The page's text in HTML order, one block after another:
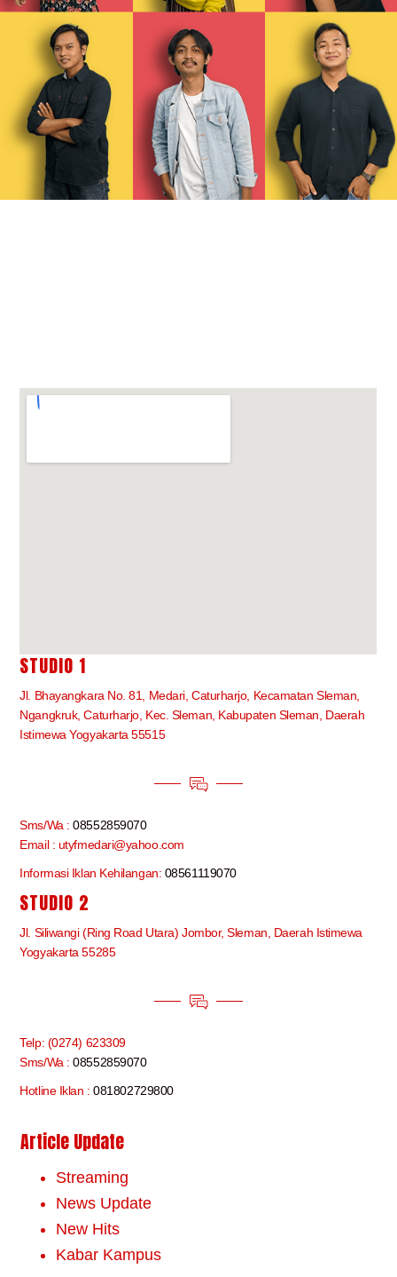
STUDIO 1
Jl. Bhayangkara No. 81, Medari, Caturharjo, Kecamatan Sleman,
Ngangkruk, Caturharjo, Kec. Sleman, Kabupaten Sleman, Daerah
Istimewa Yogyakarta 55515
Sms/Wa :08552859070
Email : utyfmedari@yahoo.com
Informasi Iklan Kehilangan: 08561119070
STUDIO 2
Jl. Siliwangi (Ring Road Utara) Jombor, Sleman, Daerah Istimewa
Yogyakarta 55285
Telp: (0274) 623309
Sms/Wa :08552859070
Hotline Iklan :081802729800
Article Update
Streaming
News Update
New Hits
Kabar Kampus